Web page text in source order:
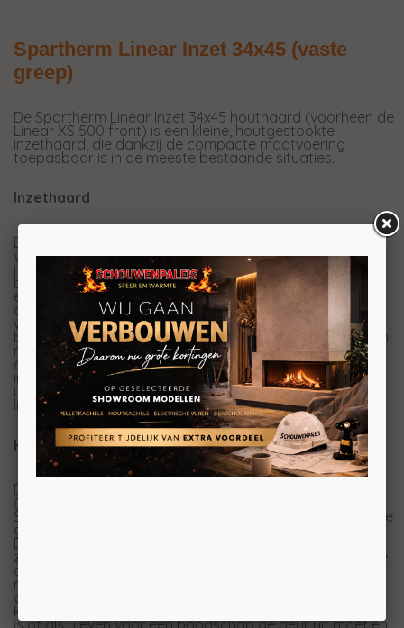
Spartherm Linear Inzet 34x45 (vaste
greep)
De Spartherm Linear Inzet 34x45 houthaard (voorheen de
Linear XS 500 front) is een kleine, houtgestookte
inzethaard, die dankzij de compacte maatvoering
toepasbaar is in de meeste bestaande situaties.
Inzethaard
Deze Spartherm Linear is een inzethaard. Inzethaarden
worden meestal toegepast in bestaande situaties waar
je niet kunt of wilt breken of verbouwen. Wanneer u nu
bijvoorbeeld een openhaard heeft, kunt u hier relatief
eenvoudig een inzethaard in plaatsen. Doordat de
afvoer vanuit de binnenkant van de kachel aangesloten
wordt, hoeft er niet veel gebroken te worden aan de
bestaande situatie. Natuurlijk is de inzethaard ook in een
nieuwe situatie te plaatsen. De inzethaard is over het
algemeen ook nog een stuk goedkoper dan een
inbouwhaard. Dit komt mede doordat de inzethaard
uitgerust is met een draaideur in plaats van met een
liftdeur.
Hoog rendement
De Linear lijn van Spartherm heeft een hoog rendement
(energieklasse A+). Wanneer u dus een inzethaard van
Spartherm gebruikt in een bestaande openhaard situatie
gaat u van hooguit 10% rendement naar meer dan 75%!
Dat betekent meer warmteopbrengst uit uw hout, dus
zuiniger stoken, maar ook (veel) minder overlast voor de
omgeving en schoner voor het millieu. Daarnaast is het
met een inzethaard veel makkelijker stoken dan met een
openhaard en levert het veel minder rommel op. Ook
kunt u gewoon gaan slapen wanneer de haard nog aan